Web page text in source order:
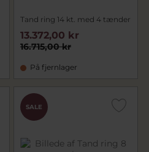
Tand ring 14 kt. med 4 tænder
16.715,00 kr
13.372,00 kr
På fjernlager
SALE